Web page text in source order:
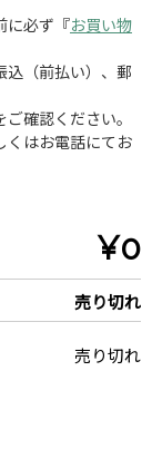
に必ず『お買い物
込（前払い）、郵
確認ください。
くはお電話にてお
¥0
売り切れ
売り切れ